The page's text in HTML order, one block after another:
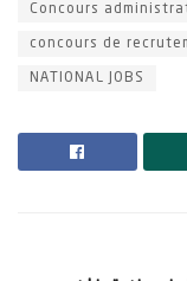
Concours
concours de
NATIONAL JOBS